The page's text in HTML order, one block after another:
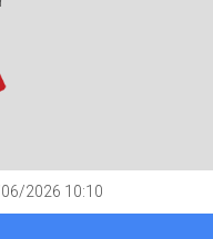
2026 10:10